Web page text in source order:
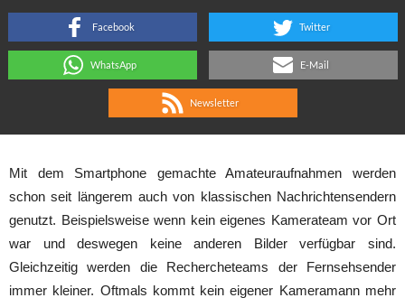
Facebook Twitter
WhatsApp E-Mail
Newsletter
Mit dem Smartphone gemachte Amateuraufnahmen werden
schon seit längerem auch von klassischen Nachrichtensendern
genutzt. Beispielsweise wenn kein eigenes Kamerateam vor Ort
war und deswegen keine anderen Bilder verfügbar sind.
Gleichzeitig werden die Rechercheteams der Fernsehsender
immer kleiner. Oftmals kommt kein eigener Kameramann mehr